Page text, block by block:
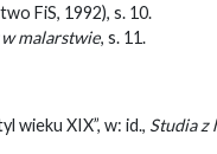
FiS, 1992), s. 10.
malarstwie, s. 11.
wieku XIX”, w: id., Studia z